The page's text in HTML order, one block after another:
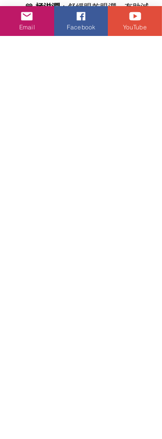
💙 極滋潤：舒緩眼乾眼澀，有助減
少紅筋，保持雙眼水潤清晰。
Email Facebook YouTube